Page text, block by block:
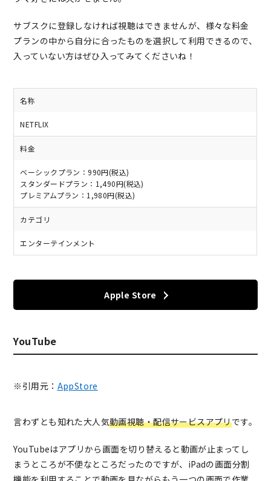
サブスクに登録しなければ視聴はできませんが、様々な料金
プランの中から自分に合ったものを選択して利用できるので、
入っていない方はぜひ入ってみてくださいね！
名称
NETFLIX
料金
ベーシックプラン：990円(税込)
スタンダードプラン：1,490円(税込)
プレミアムプラン：1,980円(税込)
カテゴリ
エンターテインメント
Apple Store
YouTube
※引用元： AppStore
言わずとも知れた大人気動画視聴・配信サービスアプリです。
YouTubeはアプリから画面を切り替えると動画が止まってし
まうところが不便なところだったのですが、iPadの画面分割